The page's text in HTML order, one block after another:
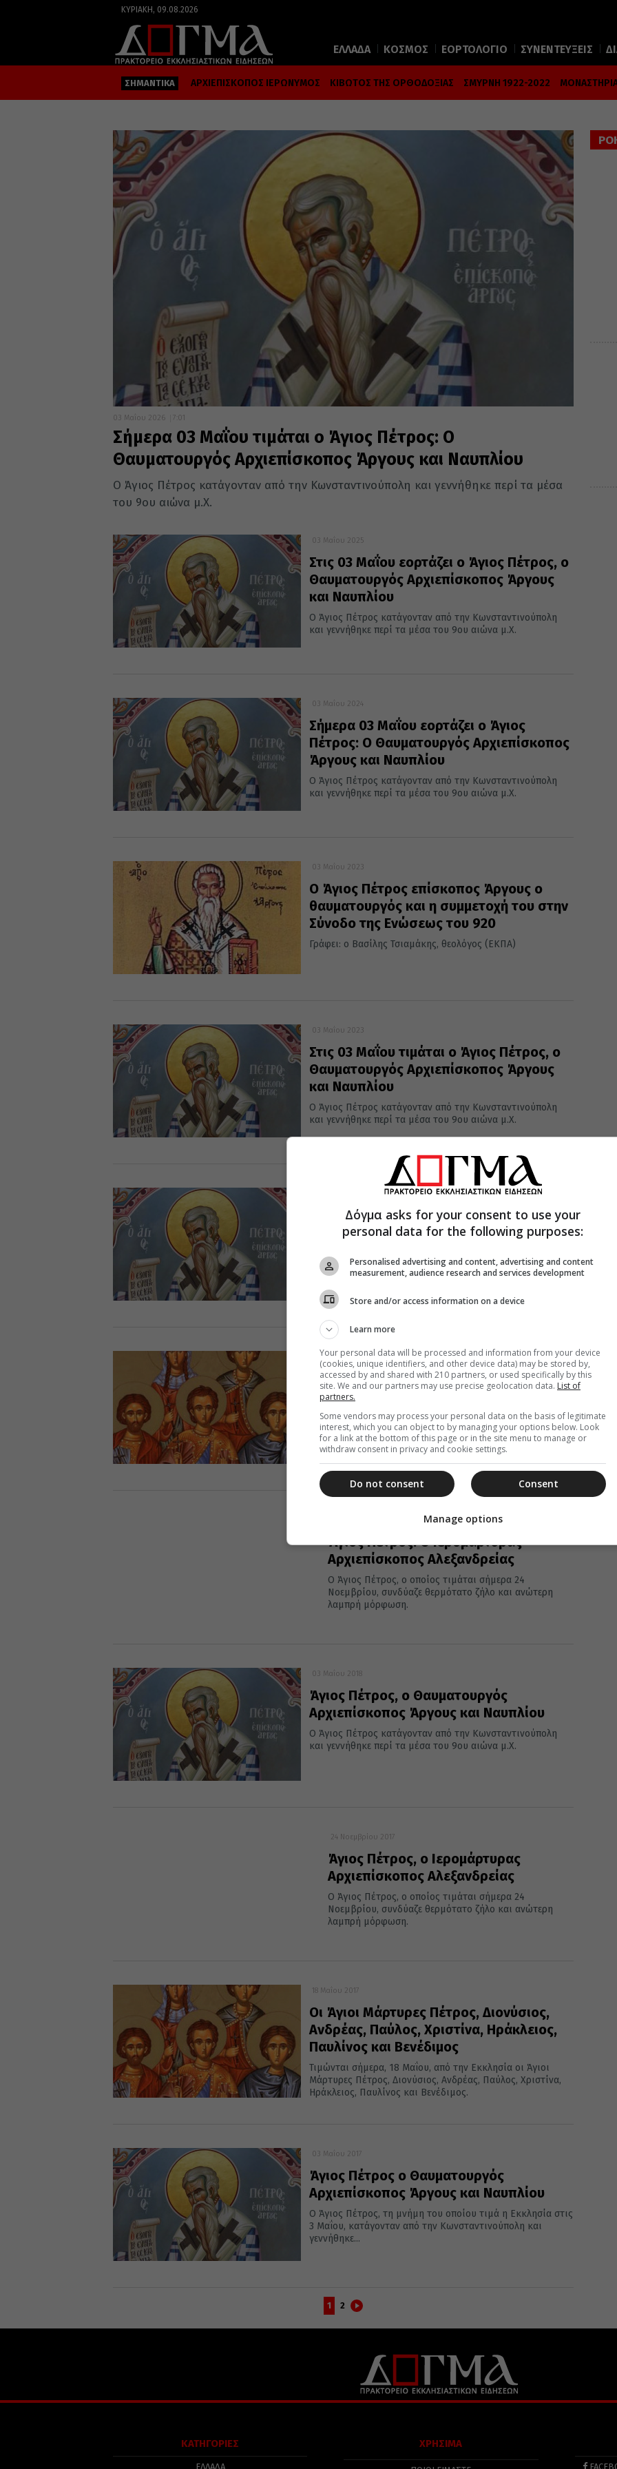
ΚΥΡΙΑΚΉ, 09.08.2026
ΕΛΛΑΔΑ ΚΟΣΜΟΣ ΕΟΡΤΟΛΟΓΙΟ ΣΥΝΕΝΤΕΥΞΕΙΣ
ΣΗΜΑΝΤΙΚΑ ΑΡΧΙΕΠΙΣΚΟΠΟΣ ΙΕΡΩΝΥΜΟΣ ΚΙΒΩΤΟΣ ΤΗΣ ΟΡΘΟΔΟΞΙΑΣ ΣΜΥΡΝΗ 1922-2022
03 Μαΐου 2026 7:01
Σήμερα 03 Μαΐου τιμάται ο Άγιος Πέτρος: Ο
Θαυματουργός Αρχιεπίσκοπος Άργους και Ναυπλίου
Ο Άγιος Πέτρος κατάγονταν από την Κωνσταντινούπολη και γεννήθηκε περί τα μέσα
του 9ου αιώνα μ.Χ.
03 Μαΐου 2025
Στις 03 Μαΐου εορτάζει ο Άγιος Πέτρος, ο
Θαυματουργός Αρχιεπίσκοπος Άργους
και Ναυπλίου
Ο Άγιος Πέτρος κατάγονταν από την Κωνσταντινούπολη
και γεννήθηκε περί τα μέσα του 9ου αιώνα μ.Χ.
03 Μαΐου 2024
Σήμερα 03 Μαΐου εορτάζει ο Άγιος
Πέτρος: Ο Θαυματουργός Αρχιεπίσκοπος
Άργους και Ναυπλίου
Ο Άγιος Πέτρος κατάγονταν από την Κωνσταντινούπολη
και γεννήθηκε περί τα μέσα του 9ου αιώνα μ.Χ.
03 Μαΐου 2023
Ο Άγιος Πέτρος επίσκοπος Άργους ο
θαυματουργός και η συμμετοχή του στην
Σύνοδο της Ενώσεως του 920
Γράφει: ο Βασίλης Τσιαμάκης, θεολόγος (ΕΚΠΑ)
03 Μαΐου 2023
Στις 03 Μαΐου τιμάται ο Άγιος Πέτρος, ο
Θαυματουργός Αρχιεπίσκοπος Άργους
και Ναυπλίου
Ο Άγιος Πέτρος κατάγονταν από την Κωνσταντινούπολη
και γεννήθηκε περί τα μέσα του 9ου αιώνα μ.Χ.
Σήμερα 03 Μαΐου εορτάζει ο Άγιος
Πέτρος: Ο Θαυματουργός Αρχιεπίσκοπος
Ο Άγιος Πέτρος κατάγονταν από την Κωνσταντινούπολη
18 Μαΐου 2021
Άγιοι Μάρτυρες Πέτρος, Διονύσιος,
Ανδρέας, Παύλος, Χριστίνα, Ηράκλειος,
Παυλίνος και Βενέδιμος
Τιμώνται σήμερα, 18 Μαΐου, από την Εκκλησία οι Άγιοι
Μάρτυρες Πέτρος, Διονύσιος, Ανδρέας, Παύλος, Χριστίνα,
Άγιος Πέτρος: Ο Ιερομάρτυρας
Αρχιεπίσκοπος Αλεξανδρείας
Ο Άγιος Πέτρος, ο οποίος τιμάται σήμερα 24
Νοεμβρίου, συνδύαζε θερμότατο ζήλο και ανώτερη
λαμπρή μόρφωση.
03 Μαΐου 2018
Άγιος Πέτρος, ο Θαυματουργός
Αρχιεπίσκοπος Άργους και Ναυπλίου
Ο Άγιος Πέτρος κατάγονταν από την Κωνσταντινούπολη
και γεννήθηκε περί τα μέσα του 9ου αιώνα μ.Χ.
24 Νοεμβρίου 2017
Άγιος Πέτρος, ο Ιερομάρτυρας
Αρχιεπίσκοπος Αλεξανδρείας
Ο Άγιος Πέτρος, ο οποίος τιμάται σήμερα 24
Νοεμβρίου, συνδύαζε θερμότατο ζήλο και ανώτερη
λαμπρή μόρφωση.
18 Μαΐου 2017
Οι Άγιοι Μάρτυρες Πέτρος, Διονύσιος,
Ανδρέας, Παύλος, Χριστίνα, Ηράκλειος,
Παυλίνος και Βενέδιμος
Τιμώνται σήμερα, 18 Μαΐου, από την Εκκλησία οι Άγιοι
Μάρτυρες Πέτρος, Διονύσιος, Ανδρέας, Παύλος, Χριστίνα,
Ηράκλειος, Παυλίνος και Βενέδιμος.
03 Μαΐου 2017
Άγιος Πέτρος ο Θαυματουργός
Αρχιεπίσκοπος Άργους και Ναυπλίου
Ο Άγιος Πέτρος, τη μνήμη του οποίου τιμά η Εκκλησία στις
3 Μαΐου, κατάγονταν από την Κωνσταντινούπολη και
γεννήθηκε...
1 2
ΚΑΤΗΓΟΡΙΕΣ
ΕΛΛΑΔΑ
ΧΡΗΣΙΜΑ
Δόγμα asks for your consent to use your
personal data for the following purposes:
Personalised advertising and content, advertising and content
measurement, audience research and services development
Store and/or access information on a device
Learn more
Your personal data will be processed and information from your device
(cookies, unique identifiers, and other device data) may be stored by,
accessed by and shared with 210 partners, or used specifically by this
site. We and our partners may use precise geolocation data. List of
partners.
Some vendors may process your personal data on the basis of legitimate
interest, which you can object to by managing your options below. Look
for a link at the bottom of this page or in the site menu to manage or
withdraw consent in privacy and cookie settings.
Consent
Do not consent
Manage options